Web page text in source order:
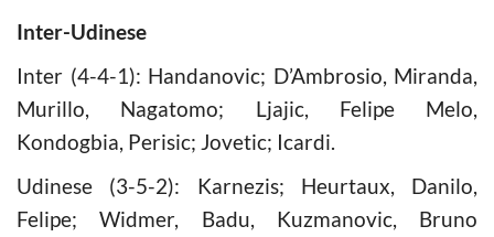
Inter-Udinese
Inter (4-4-1): Handanovic; D’Ambrosio, Miranda,
Murillo, Nagatomo; Ljajic, Felipe Melo,
Kondogbia, Perisic; Jovetic; Icardi.
Udinese (3-5-2): Karnezis; Heurtaux, Danilo,
Felipe; Widmer, Badu, Kuzmanovic, Bruno